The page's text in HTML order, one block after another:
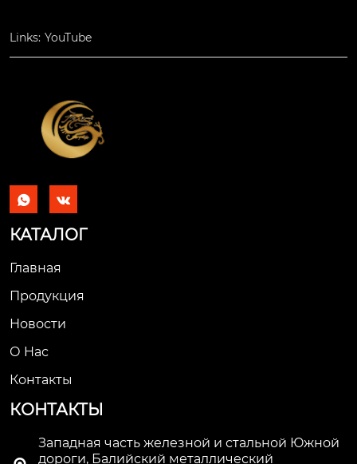
Links: YouTube
 
КАТАЛОГ
Главная
Продукция
Новости
О Hас
Контакты
КОНТАКТЫ
Западная часть железной и стальной Южной
дороги, Балийский металлический